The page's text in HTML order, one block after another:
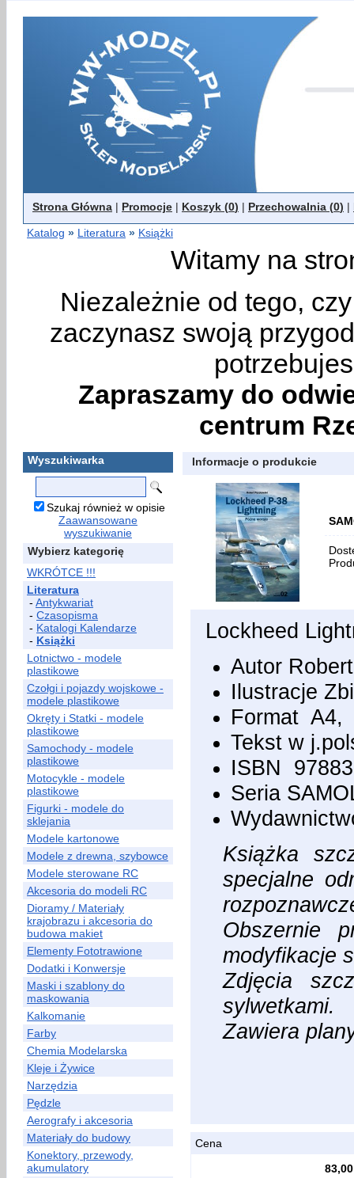
Strona Główna | Promocje | Koszyk (0) | Przechowalnia (0) |
Katalog » Literatura » Książki
Witamy na
Niezależnie od tego,
zaczynasz swoją
Zapraszamy do
centrum
Wyszukiwarka
Szukaj również w opisie
Zaawansowane
wyszukiwanie
Wybierz kategorię
WKRÓTCE !!!
Literatura
- Antykwariat
- Czasopisma
- Katalogi Kalendarze
- Książki
Lotnictwo - modele
plastikowe
Czołgi i pojazdy wojskowe -
modele plastikowe
Okręty i Statki - modele
plastikowe
Samochody - modele
plastikowe
Motocykle - modele
plastikowe
Figurki - modele do
sklejania
Modele kartonowe
Modele z drewna, szybowce
Modele sterowane RC
Akcesoria do modeli RC
Dioramy / Materiały
krajobrazu i akcesoria do
budowa makiet
Elementy Fototrawione
Dodatki i Konwersje
Maski i szablony do
maskowania
Kalkomanie
Farby
Chemia Modelarska
Kleje i Żywice
Narzędzia
Pędzle
Aerografy i akcesoria
Materiały do budowy
Konektory, przewody,
akumulatory
Informacje o produkcie
Lockheed
Autor
Ilustracje
Format A4,
Tekst w
ISBN
Seria
Książka
specjalne
Obszernie
modyfikacje
Zdjęcia
sylwetkami.
Zawiera
Cena
83,00